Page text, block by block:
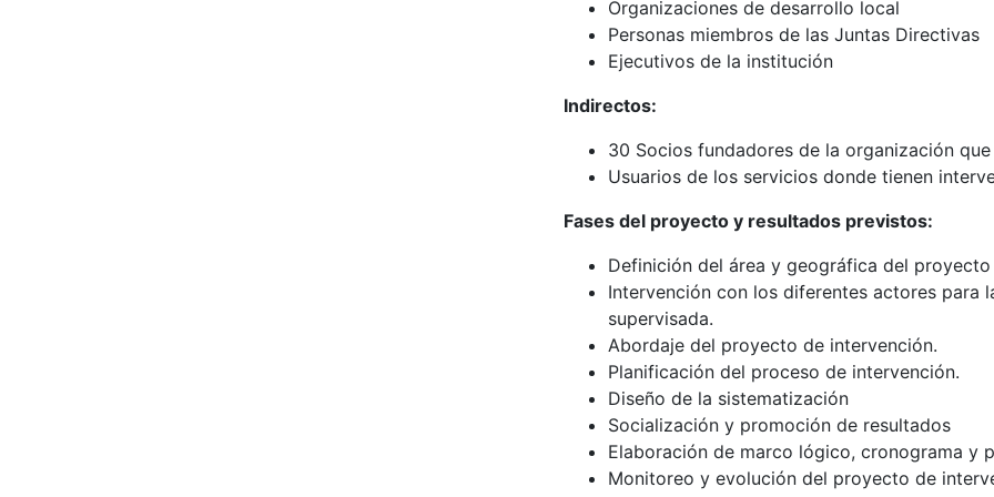
Organizaciones de desarrollo local
Personas miembros de las Juntas Directivas
Ejecutivos de la institución
Indirectos:
30 Socios fundadores de la organización
Usuarios de los servicios donde tienen
Fases del proyecto y resultados previstos:
Definición del área y geográfica del
Intervención con los diferentes actores para
supervisada.
Abordaje del proyecto de intervención.
Planificación del proceso de intervención.
Diseño de la sistematización
Socialización y promoción de resultados
Elaboración de marco lógico, cronograma y
Monitoreo y evolución del proyecto de